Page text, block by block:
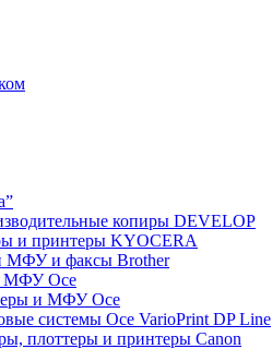
копиры DEVELOP
и принтеры KYOCERA
МФУ и факсы Brother
МФУ Oce
и МФУ Oce
системы Oce VarioPrint DP Line
плоттеры и принтеры Canon